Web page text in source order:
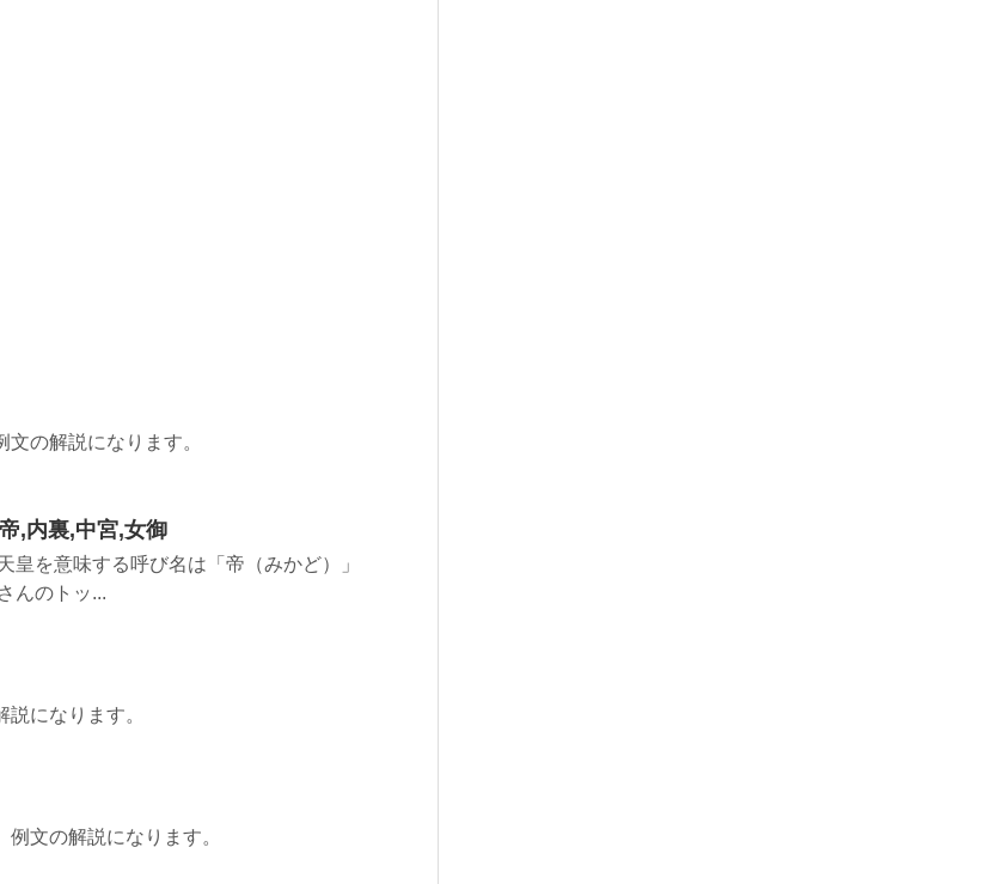
の解説になります。
,内裏,中宮,女御
を意味する呼び名は「帝（みかど）」
んのトッ...
になります。
文の解説になります。